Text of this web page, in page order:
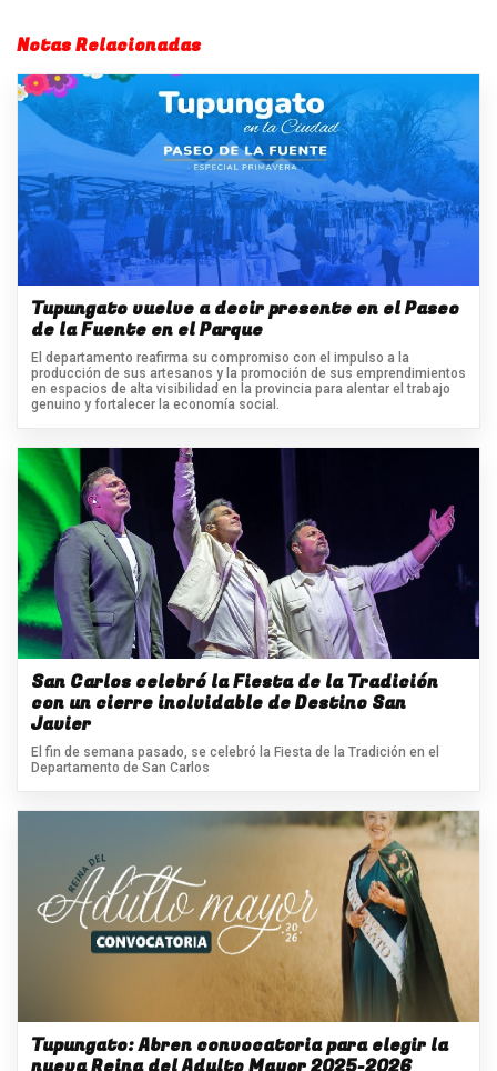
Notas Relacionadas
Tupungato vuelve a decir presente en el Paseo
de la Fuente en el Parque
El departamento reafirma su compromiso con el impulso a la
producción de sus artesanos y la promoción de sus emprendimientos
en espacios de alta visibilidad en la provincia para alentar el trabajo
genuino y fortalecer la economía social.
San Carlos celebró la Fiesta de la Tradición
con un cierre inolvidable de Destino San
Javier
El fin de semana pasado, se celebró la Fiesta de la Tradición en el
Departamento de San Carlos
Tupungato: Abren convocatoria para elegir la